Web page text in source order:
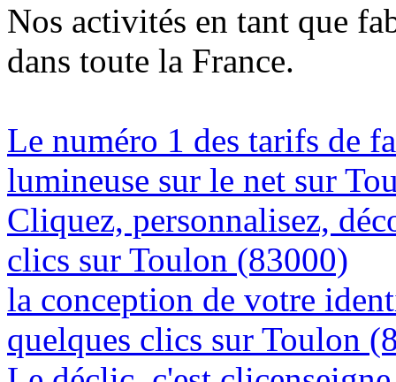
Nos activités en tant que
dans toute la France.
Le numéro 1 des tarifs de
lumineuse sur le net sur
Cliquez, personnalisez,
clics sur Toulon (83000)
la conception de votre
quelques clics sur Toulon